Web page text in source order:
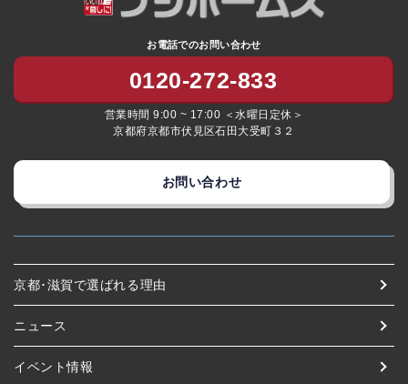
お電話でのお問い合わせ
0120-272-833
営業時間 9:00 ~ 17:00 ＜水曜日定休＞
京都府京都市伏見区石田大受町３２
お問い合わせ
京都･滋賀で選ばれる理由
ニュース
イベント情報